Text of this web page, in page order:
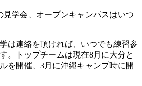
見学会、オープンキャンパスはいつ
は連絡を頂ければ、いつでも練習参
。トップチームは現在8月に大分と
を開催、3月に沖縄キャンプ時に開